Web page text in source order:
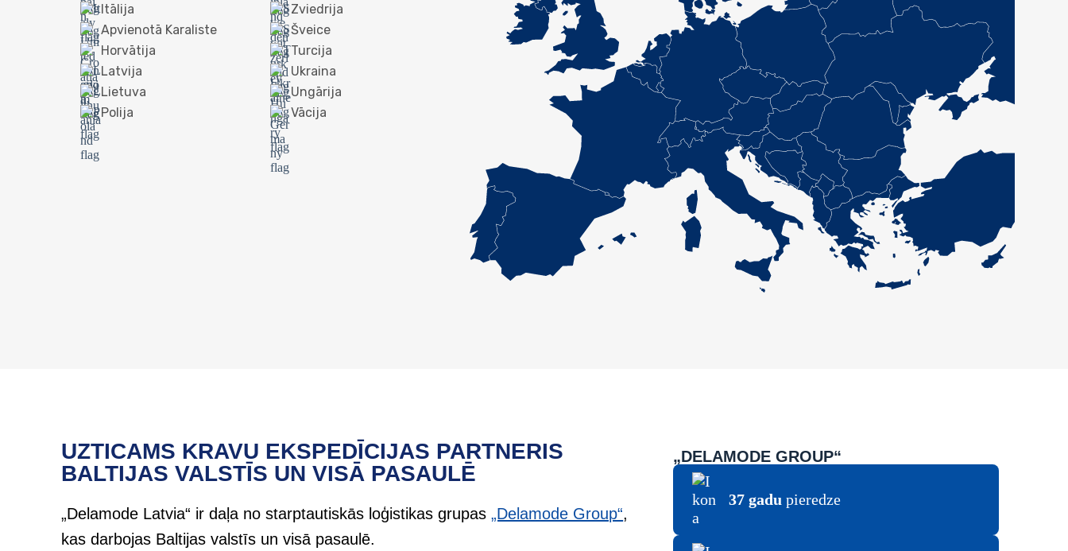
Itālija
Apvienotā Karaliste
Horvātija
Latvija
Lietuva
Polija
Zviedrija
Šveice
Turcija
Ukraina
Ungārija
Vācija
UZTICAMS KRAVU EKSPEDĪCIJAS PARTNERIS
BALTIJAS VALSTĪS UN VISĀ PASAULĒ
„Delamode Latvia“ ir daļa no starptautiskās loģistikas grupas„Delamode Group“,
kas darbojas Baltijas valstīs un visā pasaulē.
„DELAMODE GROUP“
37 gadu pieredze